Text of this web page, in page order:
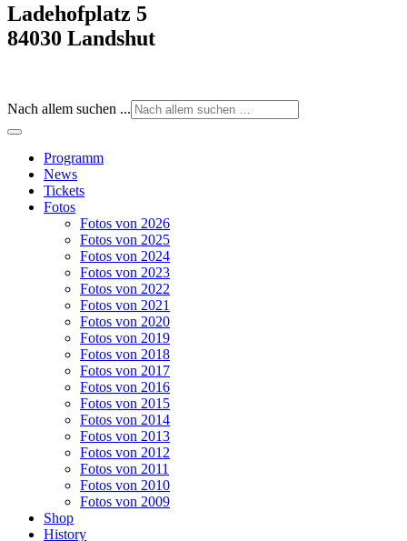
Ladehofplatz 5
84030 Landshut
Nach allem suchen ...
Programm
News
Tickets
Fotos
Fotos von 2026
Fotos von 2025
Fotos von 2024
Fotos von 2023
Fotos von 2022
Fotos von 2021
Fotos von 2020
Fotos von 2019
Fotos von 2018
Fotos von 2017
Fotos von 2016
Fotos von 2015
Fotos von 2014
Fotos von 2013
Fotos von 2012
Fotos von 2011
Fotos von 2010
Fotos von 2009
Shop
History